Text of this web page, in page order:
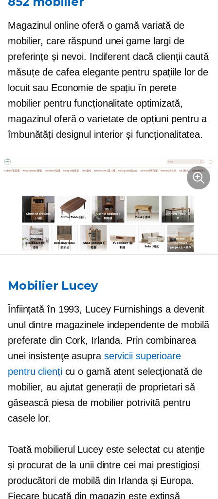
Magazinul online oferă o gamă variată de
mobilier, care răspund unei game largi de
preferințe și nevoi. Indiferent dacă clienții caută
măsuțe de cafea elegante pentru spațiile lor de
locuit sau Economie de spațiu în perete
mobilier pentru funcționalitate optimizată,
magazinul oferă o varietate de opțiuni pentru a
îmbunătăți designul interior și funcționalitatea.
Mobilier Lucey
Înființată în 1993, Lucey Furnishings a devenit
unul dintre magazinele independente de mobilă
preferate din Cork, Irlanda. Prin combinarea
unei insistenţe asupra servicii superioare
pentru cliențicu o gamă atent selecționată de
mobilier, au ajutat generații de proprietari să
găsească piesa de mobilier potrivită pentru
casele lor.
Toată mobilierul Lucey este selectat cu atenție
și procurat de la unii dintre cei mai prestigioși
producători de mobilă din Irlanda și Europa.
Fiecare bucată din magazin este extinsă